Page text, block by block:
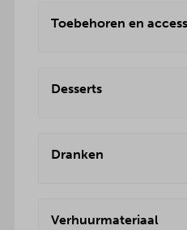
Toebehoren en
Desserts
Dranken
Verhuurmateriaal